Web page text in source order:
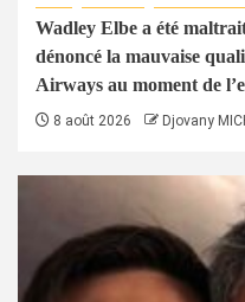
Wadley Elbe a été
dénoncé la mauvaise
Airways au moment de
8 août 2026 Djovany